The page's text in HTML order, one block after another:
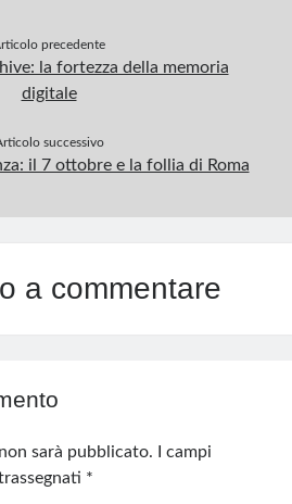
precedente
la fortezza della memoria
digitale
successivo
il 7 ottobre e la follia di Roma
a commentare
sarà pubblicato.
I campi
*